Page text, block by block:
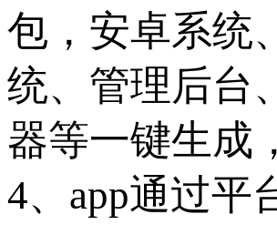
包，安卓系统
统、管理后台
器等一键生成，
4、app通过平